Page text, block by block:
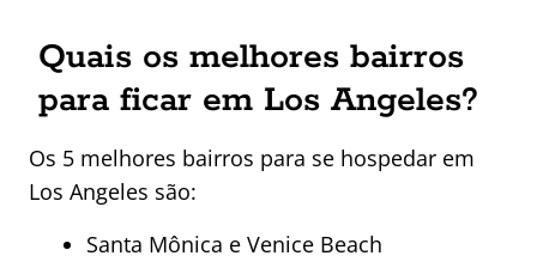
Quais os melhores bairros
para ficar em Los Angeles?
Os 5 melhores bairros para se hospedar em
Los Angeles são:
Santa Mônica e Venice Beach